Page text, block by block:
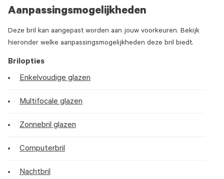
Aanpassingsmogelijkheden
Deze bril kan aangepast worden aan jouw voorkeuren. Bekijk
hieronder welke aanpassingsmogelijkheden deze bril biedt.
Brilopties
Enkelvoudige glazen
Multifocale glazen
Zonnebril glazen
Computerbril
Nachtbril